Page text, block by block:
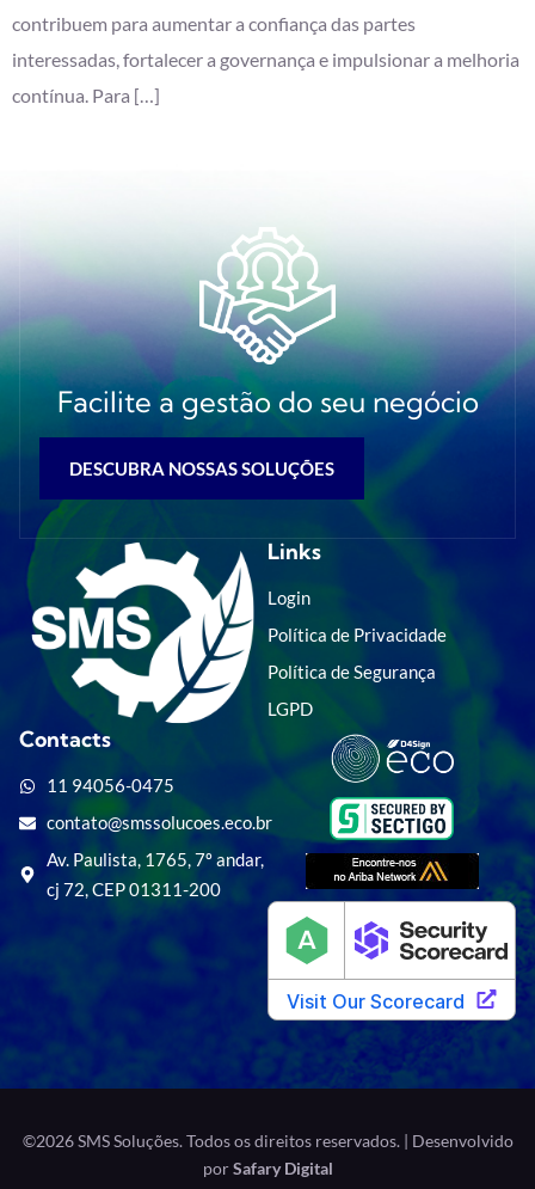
contribuem para aumentar a confiança das partes
interessadas, fortalecer a governança e impulsionar a melhoria
contínua. Para […]
Facilite a gestão do seu negócio
DESCUBRA NOSSAS SOLUÇÕES
Links
Login
Política de Privacidade
Política de Segurança
LGPD
Contacts
11 94056-0475
contato@smssolucoes.eco.br
Av. Paulista, 1765, 7º andar,
cj 72, CEP 01311-200
©2026 SMS Soluções. Todos os direitos reservados. | Desenvolvido
porSafary Digital